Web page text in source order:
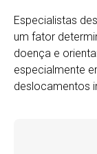
Especialistas
um fator
doença e
especialmente
deslocamentos